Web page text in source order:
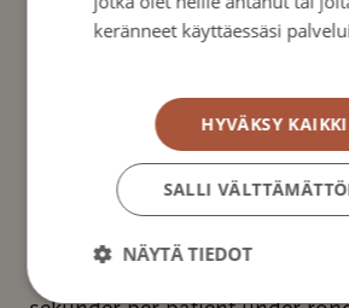
Jag hade epiduralbedövning de
den eminenta professorn att
det fick jag klara mig med
inte fungerade lika bra. Tyvärr –
teoretiskt och tekniskt
omhändertagen så lider
keränneet käyttäessäsi
HYVÄKSY KAIKKI
SALLI
NÄYTÄ TIEDOT